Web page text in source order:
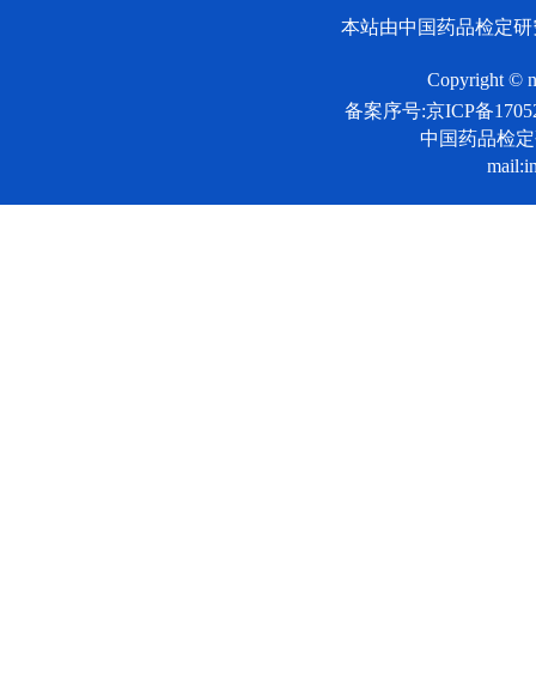
本站由中国药品检定
Copyright ©
备案序号:京ICP备
中国药品检